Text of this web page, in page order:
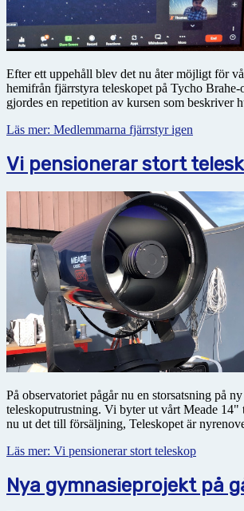
Efter ett uppehåll blev det nu åter möjligt för
hemifrån fjärrstyra teleskopet på Tycho Brahe-
gjordes en repetition av kursen som beskriver
Läs mer: Medlemmarna fjärrstyr igen
Vi pensionerar stort
På observatoriet pågår nu en storsatsning på
teleskoputrustning. Vi byter ut vårt Meade 14"
nu ut det till försäljning, Teleskopet är
Läs mer: Vi pensionerar stort teleskop
Nya gymnasieprojekt på